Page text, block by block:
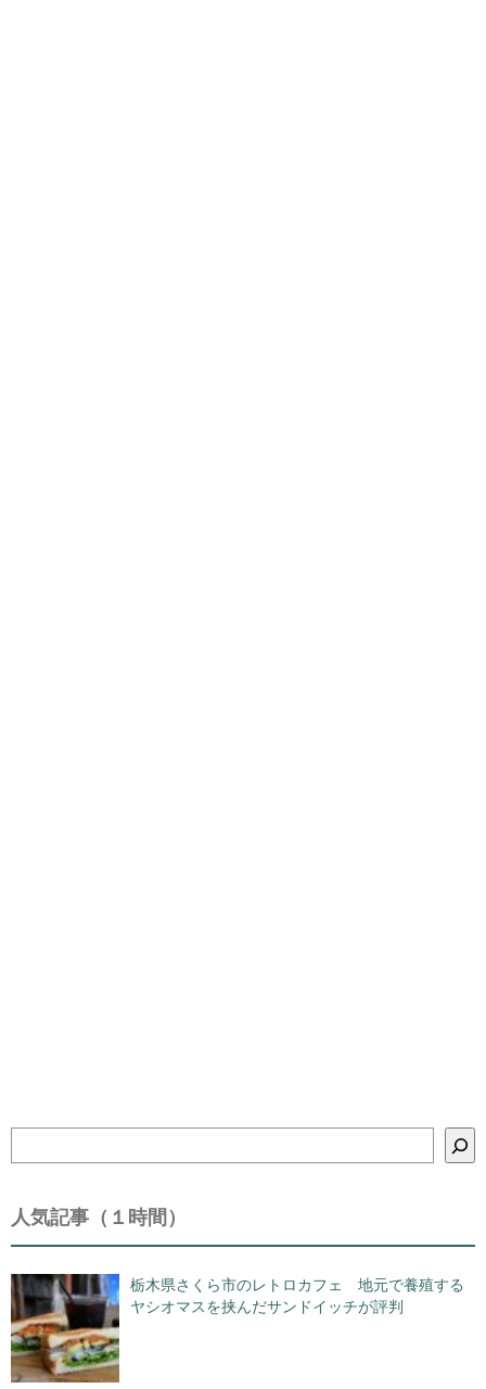
索
人気記事（１時間）
栃木県さくら市のレトロカフェ 地元で養殖する
ヤシオマスを挟んだサンドイッチが評判